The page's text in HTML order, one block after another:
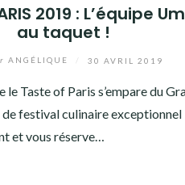
2019 : L’équipe
au taquet !
ANGÉLIQUE 30 AVRIL 2019
le Taste of Paris s’empare du
festival culinaire exceptionnel
et vous réserve…